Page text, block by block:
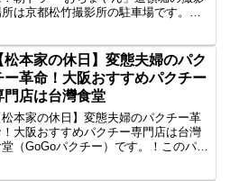
は京都松竹撮影所の駐車場です。こ
』に見学に行こうと考えているので併
て行こうと思います...
松本家の休日】変態夫婦のパク
ー革命！大阪おすすめパクチー
門店は台灣食堂
松本家の休日】変態夫婦のパクチー革
大阪おすすめパクチー専門店は台灣
（GoGoパクチー）です。！このパク